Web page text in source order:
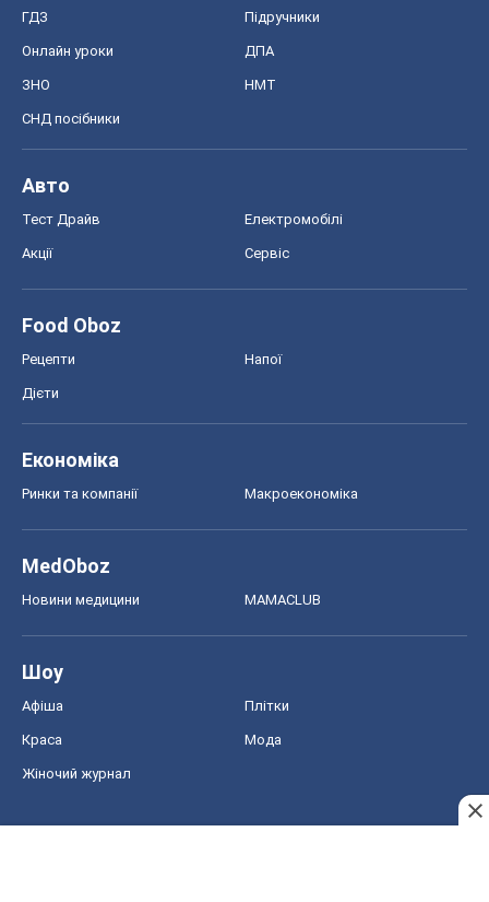
ГДЗ Підручники
Онлайн уроки ДПА
ЗНО НМТ
СНД посібники
Авто
Тест Драйв Електромобілі
Акції Сервіс
Food Oboz
Рецепти Напої
Дієти
Економіка
Ринки та компанії Макроекономіка
MedOboz
Новини медицини MAMACLUB
Шоу
Афіша Плітки
Краса Мода
Жіночий журнал